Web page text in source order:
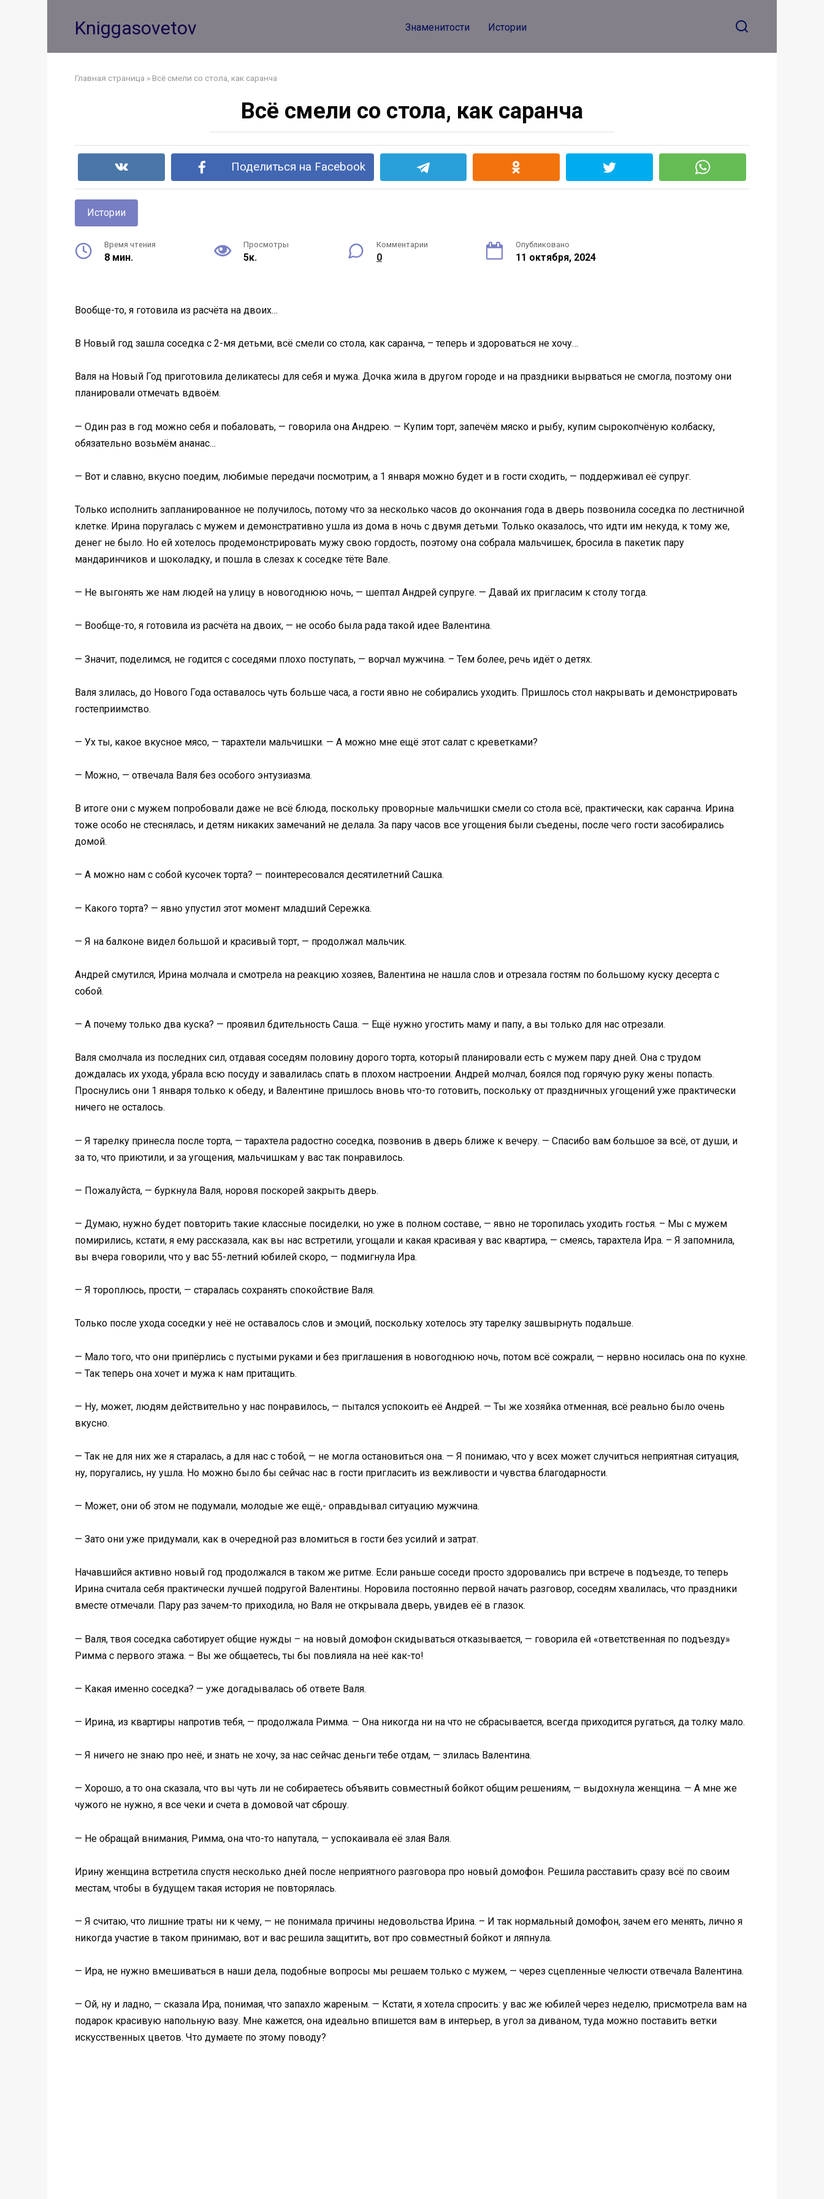
Kniggasovetov Знаменитости Истории
Главная страница » Всё смели со стола, как саранча
Всё смели со стола, как саранча
Поделиться на Facebook
Истории
Время чтения
8 мин.
Просмотры
5к.
Комментарии
0
Опубликовано
11 октября, 2024
Вообще-то, я готовила из расчёта на двоих…
В Новый год зашла соседка с 2-мя детьми, всё смели со стола, как саранча, – теперь и здороваться не хочу…
Валя на Новый Год приготовила деликатесы для себя и мужа. Дочка жила в другом городе и на праздники вырваться не смогла, поэтому они
планировали отмечать вдвоём.
— Один раз в год можно себя и побаловать, — говорила она Андрею. — Купим торт, запечём мяско и рыбу, купим сырокопчёную колбаску,
обязательно возьмём ананас…
— Вот и славно, вкусно поедим, любимые передачи посмотрим, а 1 января можно будет и в гости сходить, — поддерживал её супруг.
Только исполнить запланированное не получилось, потому что за несколько часов до окончания года в дверь позвонила соседка по лестничной
клетке. Ирина поругалась с мужем и демонстративно ушла из дома в ночь с двумя детьми. Только оказалось, что идти им некуда, к тому же,
денег не было. Но ей хотелось продемонстрировать мужу свою гордость, поэтому она собрала мальчишек, бросила в пакетик пару
мандаринчиков и шоколадку, и пошла в слезах к соседке тёте Вале.
— Не выгонять же нам людей на улицу в новогоднюю ночь, — шептал Андрей супруге. — Давай их пригласим к столу тогда.
— Вообще-то, я готовила из расчёта на двоих, — не особо была рада такой идее Валентина.
— Значит, поделимся, не годится с соседями плохо поступать, — ворчал мужчина. – Тем более, речь идёт о детях.
Валя злилась, до Нового Года оставалось чуть больше часа, а гости явно не собирались уходить. Пришлось стол накрывать и демонстрировать
гостеприимство.
— Ух ты, какое вкусное мясо, — тарахтели мальчишки. — А можно мне ещё этот салат с креветками?
— Можно, — отвечала Валя без особого энтузиазма.
В итоге они с мужем попробовали даже не всё блюда, поскольку проворные мальчишки смели со стола всё, практически, как саранча. Ирина
тоже особо не стеснялась, и детям никаких замечаний не делала. За пару часов все угощения были съедены, после чего гости засобирались
домой.
— А можно нам с собой кусочек торта? — поинтересовался десятилетний Сашка.
— Какого торта? — явно упустил этот момент младший Сережка.
— Я на балконе видел большой и красивый торт, — продолжал мальчик.
Андрей смутился, Ирина молчала и смотрела на реакцию хозяев, Валентина не нашла слов и отрезала гостям по большому куску десерта с
собой.
— А почему только два куска? — проявил бдительность Саша. — Ещё нужно угостить маму и папу, а вы только для нас отрезали.
Валя смолчала из последних сил, отдавая соседям половину дорого торта, который планировали есть с мужем пару дней. Она с трудом
дождалась их ухода, убрала всю посуду и завалилась спать в плохом настроении. Андрей молчал, боялся под горячую руку жены попасть.
Проснулись они 1 января только к обеду, и Валентине пришлось вновь что-то готовить, поскольку от праздничных угощений уже практически
ничего не осталось.
— Я тарелку принесла после торта, — тарахтела радостно соседка, позвонив в дверь ближе к вечеру. — Спасибо вам большое за всё, от души, и
за то, что приютили, и за угощения, мальчишкам у вас так понравилось.
— Пожалуйста, — буркнула Валя, норовя поскорей закрыть дверь.
— Думаю, нужно будет повторить такие классные посиделки, но уже в полном составе, — явно не торопилась уходить гостья. – Мы с мужем
помирились, кстати, я ему рассказала, как вы нас встретили, угощали и какая красивая у вас квартира, — смеясь, тарахтела Ира. – Я запомнила,
вы вчера говорили, что у вас 55-летний юбилей скоро, — подмигнула Ира.
— Я тороплюсь, прости, — старалась сохранять спокойствие Валя.
Только после ухода соседки у неё не оставалось слов и эмоций, поскольку хотелось эту тарелку зашвырнуть подальше.
— Мало того, что они припёрлись с пустыми руками и без приглашения в новогоднюю ночь, потом всё сожрали, — нервно носилась она по кухне.
— Так теперь она хочет и мужа к нам притащить.
— Ну, может, людям действительно у нас понравилось, — пытался успокоить её Андрей. — Ты же хозяйка отменная, всё реально было очень
вкусно.
— Так не для них же я старалась, а для нас с тобой, — не могла остановиться она. — Я понимаю, что у всех может случиться неприятная ситуация,
ну, поругались, ну ушла. Но можно было бы сейчас нас в гости пригласить из вежливости и чувства благодарности.
— Может, они об этом не подумали, молодые же ещё,- оправдывал ситуацию мужчина.
— Зато они уже придумали, как в очередной раз вломиться в гости без усилий и затрат.
Начавшийся активно новый год продолжался в таком же ритме. Если раньше соседи просто здоровались при встрече в подъезде, то теперь
Ирина считала себя практически лучшей подругой Валентины. Норовила постоянно первой начать разговор, соседям хвалилась, что праздники
вместе отмечали. Пару раз зачем-то приходила, но Валя не открывала дверь, увидев её в глазок.
— Валя, твоя соседка саботирует общие нужды – на новый домофон скидываться отказывается, — говорила ей «ответственная по подъезду»
Римма с первого этажа. – Вы же общаетесь, ты бы повлияла на неё как-то!
— Какая именно соседка? — уже догадывалась об ответе Валя.
— Ирина, из квартиры напротив тебя, — продолжала Римма. — Она никогда ни на что не сбрасывается, всегда приходится ругаться, да толку мало.
— Я ничего не знаю про неё, и знать не хочу, за нас сейчас деньги тебе отдам, — злилась Валентина.
— Хорошо, а то она сказала, что вы чуть ли не собираетесь объявить совместный бойкот общим решениям, — выдохнула женщина. — А мне же
чужого не нужно, я все чеки и счета в домовой чат сброшу.
— Не обращай внимания, Римма, она что-то напутала, — успокаивала её злая Валя.
Ирину женщина встретила спустя несколько дней после неприятного разговора про новый домофон. Решила расставить сразу всё по своим
местам, чтобы в будущем такая история не повторялась.
— Я считаю, что лишние траты ни к чему, — не понимала причины недовольства Ирина. – И так нормальный домофон, зачем его менять, лично я
никогда участие в таком принимаю, вот и вас решила защитить, вот про совместный бойкот и ляпнула.
— Ира, не нужно вмешиваться в наши дела, подобные вопросы мы решаем только с мужем, — через сцепленные челюсти отвечала Валентина.
— Ой, ну и ладно, — сказала Ира, понимая, что запахло жареным. — Кстати, я хотела спросить: у вас же юбилей через неделю, присмотрела вам на
подарок красивую напольную вазу. Мне кажется, она идеально впишется вам в интерьер, в угол за диваном, туда можно поставить ветки
искусственных цветов. Что думаете по этому поводу?